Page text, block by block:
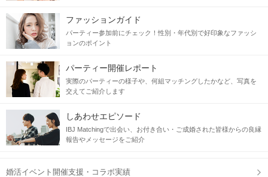
ファッションガイド
パーティー参加前にチェック！性別・年代別で好印象なファッシ
ョンのポイント
パーティー開催レポート
実際のパーティーの様子や、何組マッチングしたかなど、写真を
交えてご紹介します
しあわせエピソード
IBJ Matchingで出会い、お付き合い・ご成婚された皆様からの良縁
報告やメッセージをご紹介
婚活イベント開催支援・コラボ実績